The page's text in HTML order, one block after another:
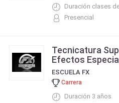
Duración clases
Presencial
Tecnicatura
Efectos
ESCUELA FX
Carrera
Duración 3 años